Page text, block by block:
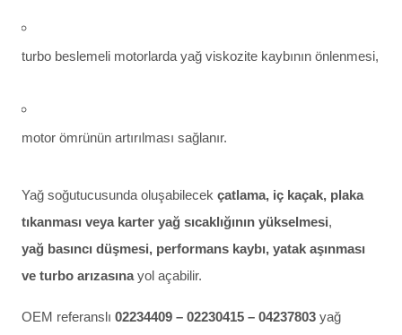
turbo beslemeli motorlarda yağ viskozite kaybının önlenmesi,
motor ömrünün artırılması sağlanır.
Yağ soğutucusunda oluşabilecek çatlama, iç kaçak, plaka
tıkanması veya karter yağ sıcaklığının yükselmesi,
yağ basıncı düşmesi, performans kaybı, yatak aşınması
ve turbo arızasınayol açabilir.
OEM referanslı 02234409 – 02230415 – 04237803 yağ